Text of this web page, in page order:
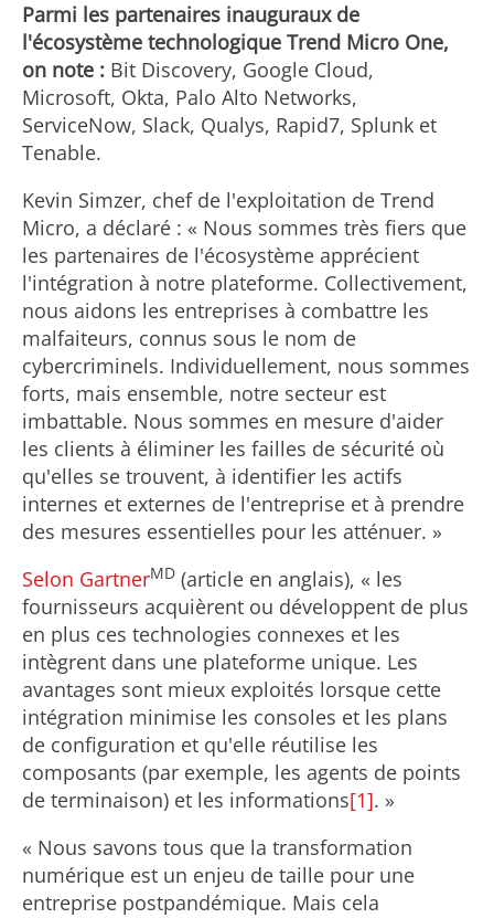
Parmi les partenaires inauguraux de
l'écosystème technologique Trend Micro One,
on note : Bit Discovery, Google Cloud,
Microsoft, Okta, Palo Alto Networks,
ServiceNow, Slack, Qualys, Rapid7, Splunk et
Tenable.
Kevin Simzer, chef de l'exploitation de Trend
Micro, a déclaré : « Nous sommes très fiers que
les partenaires de l'écosystème apprécient
l'intégration à notre plateforme. Collectivement,
nous aidons les entreprises à combattre les
malfaiteurs, connus sous le nom de
cybercriminels. Individuellement, nous sommes
forts, mais ensemble, notre secteur est
imbattable. Nous sommes en mesure d'aider
les clients à éliminer les failles de sécurité où
qu'elles se trouvent, à identifier les actifs
internes et externes de l'entreprise et à prendre
des mesures essentielles pour les atténuer. »
Selon GartnerMD (article en anglais), « les
fournisseurs acquièrent ou développent de plus
en plus ces technologies connexes et les
intègrent dans une plateforme unique. Les
avantages sont mieux exploités lorsque cette
intégration minimise les consoles et les plans
de configuration et qu'elle réutilise les
composants (par exemple, les agents de points
de terminaison) et les informations[1]. »
« Nous savons tous que la transformation
numérique est un enjeu de taille pour une
entreprise postpandémique. Mais cela